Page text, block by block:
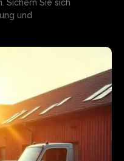
Sichern Sie sich
und